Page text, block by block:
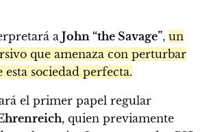
a John “the Savage”, un
que amenaza con perturbar
esta sociedad perfecta.
el primer papel regular
, quien previamente